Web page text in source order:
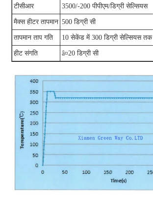
टीसीआर 3500/-200 पीपीएम/डिग्री सेल्सियस
मैक्स हीटर तापमान 500 डिग्री सी
तापमान ताप गति 10 सेकेंड में 300 डिग्री सेल्सियस तक
हीट संगति â¤20 डिग्री सी